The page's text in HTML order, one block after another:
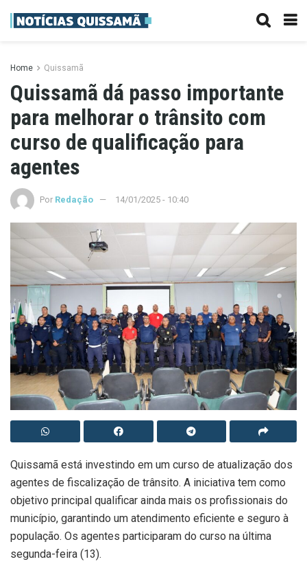
Home Quissamã
Quissamã dá passo importante
para melhorar o trânsito com
curso de qualificação para
agentes
Por Redação 14/01/2025 - 10:40
Quissamã está investindo em um curso de atualização dos
agentes de fiscalização de trânsito. A iniciativa tem como
objetivo principal qualificar ainda mais os profissionais do
município, garantindo um atendimento eficiente e seguro à
população. Os agentes participaram do curso na última
segunda-feira (13).